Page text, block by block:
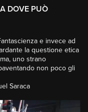
DOVE PUÒ
e invece ad
la questione etica
uno strano
non poco gli
Saraca